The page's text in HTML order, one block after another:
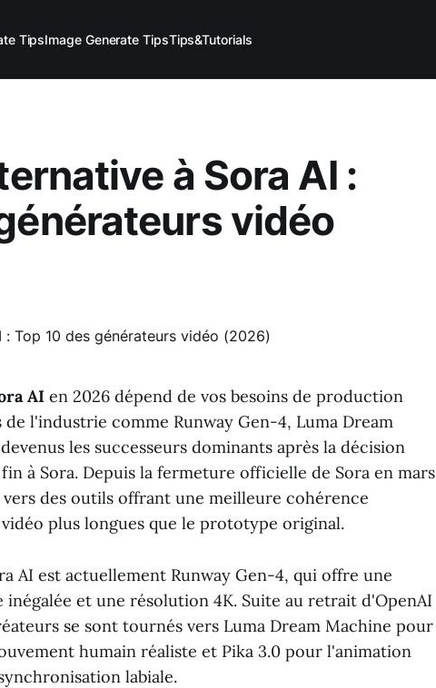
TipsImage Generate TipsTips&Tutorials
à Sora AI :
vidéo
AI en 2026 dépend de vos besoins de production
de l'industrie comme Runway Gen-4, Luma Dream
les successeurs dominants après la décision
à Sora. Depuis la fermeture officielle de Sora en mars
des outils offrant une meilleure cohérence
plus longues que le prototype original.
AI est actuellement Runway Gen-4, qui offre une
et une résolution 4K. Suite au retrait d'OpenAI
se sont tournés vers Luma Dream Machine pour
humain réaliste et Pika 3.0 pour l'animation
labiale.